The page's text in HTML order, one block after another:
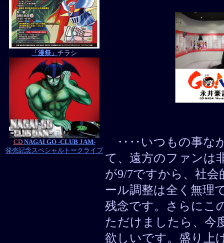
「漫祭」 チラシ
CD NAGAI GO -CLUB JAM-
発売記念スペシャルトークライブ
‥‥いつもの事なが
て、遠方のファンは
が9/7ですから、社
ール調整は全く無
残念です。さらにこ
ただけましたら、今
欲しいです。盛り上